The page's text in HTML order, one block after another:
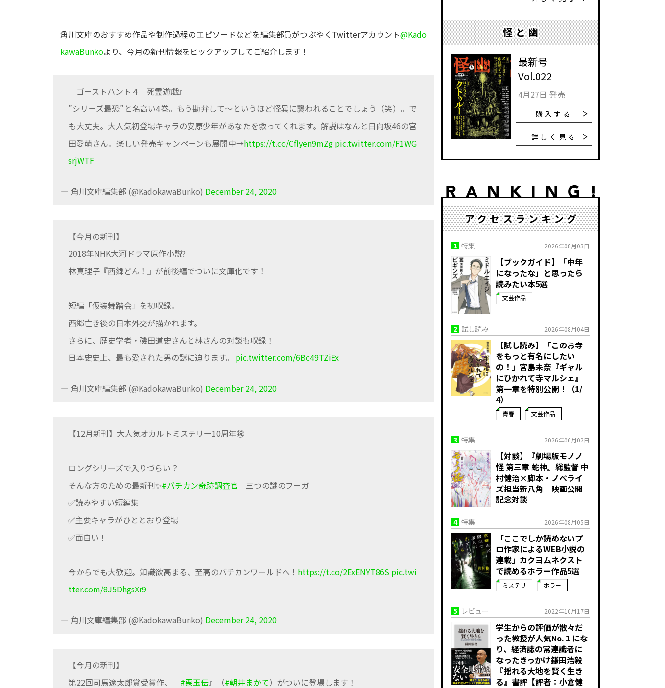
角川文庫のおすすめ作品や制作過程のエピソードなどを編集部員がつぶやくTwitterアカウント@Kado
kawaBunkoより、今月の新刊情報をピックアップしてご紹介します！
『ゴーストハント４ 死霊遊戯』
”シリーズ最恐”と名高い4巻。もう勘弁して～というほど怪異に襲われることでしょう（笑）。で
も大丈夫。大人気初登場キャラの安原少年があなたを救ってくれます。解説はなんと日向坂46の宮
田愛萌さん。楽しい発売キャンペーンも展開中→https://t.co/Cflyen9mZg pic.twitter.com/F1WG
srjWTF
— 角川文庫編集部 (@KadokawaBunko) December 24, 2020
【今月の新刊】
2018年NHK大河ドラマ原作小説?
林真理子『西郷どん！』が前後編でついに文庫化です！
短編「仮装舞踏会」を初収録。
西郷亡き後の日本外交が描かれます。
さらに、歴史学者・磯田道史さんと林さんの対談も収録！
日本史史上、最も愛された男の謎に迫ります。 pic.twitter.com/6Bc49TZiEx
— 角川文庫編集部 (@KadokawaBunko) December 24, 2020
【12月新刊】大人気オカルトミステリー10周年㊗
ロングシリーズで入りづらい？
そんな方のための最新刊✨#バチカン奇跡調査官 三つの謎のフーガ
✅読みやすい短編集
✅主要キャラがひととおり登場
✅面白い！
今からでも大歓迎。知識欲高まる、至高のバチカンワールドへ！ https://t.co/2ExENYT86S pic.twi
tter.com/8J5DhgsXr9
— 角川文庫編集部 (@KadokawaBunko) December 24, 2020
【今月の新刊】
第22回司馬遼太郎賞受賞作、『#悪玉伝』（#朝井まかて）がついに登場します！
怪と幽
最新号
Vol.022
4月27日 発売
購入する
詳しく見る
アクセスランキング
1 特集 2026年08月03日
【ブックガイド】「中年
になったな」と思ったら
読みたい本5選
文芸作品
2 試し読み 2026年08月04日
【試し読み】「このお寺
をもっと有名にしたい
の！」宮島未奈『ギャル
にひかれて寺マルシェ』
第一章を特別公開！（1/
4）
青春 文芸作品
3 特集 2026年06月02日
【対談】『劇場版モノノ
怪 第三章 蛇神』総監督 中
村健治×脚本・ノベライ
ズ担当新八角 映画公開
記念対談
4 特集 2026年08月05日
「ここでしか読めないプ
ロ作家によるWEB小説の
連載」――カクヨムネクスト
で読めるホラー作品5選
ミステリ ホラー
5 レビュー 2022年10月17日
学生からの評価が散々だ
った教授が人気No.１にな
り、経済誌の常連識者に
なったきっかけ――鎌田浩毅
『揺れる大地を賢く生き
る』書評【評者：小倉健